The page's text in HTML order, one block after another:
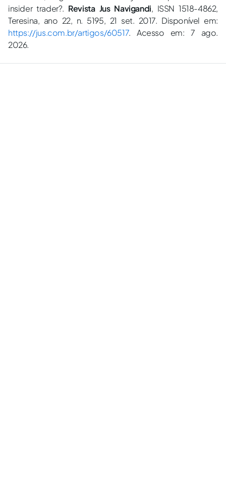
insider trader?. Revista Jus Navigandi, ISSN 1518-4862,
Teresina, ano 22, n. 5195, 21 set. 2017. Disponível em:
https://jus.com.br/artigos/60517. Acesso em: 7 ago.
2026.